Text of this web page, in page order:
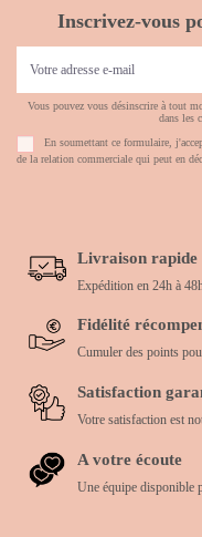
Inscrivez-vous
Vous pouvez vous désinscrire à tout
dans les
En soumettant ce formulaire,
de la relation commerciale qui peut en
Livraison rapide
Expédition en 24h à
Fidélité
Cumuler des points
Satisfaction
Votre satisfaction est
A votre écoute
Une équipe disponible